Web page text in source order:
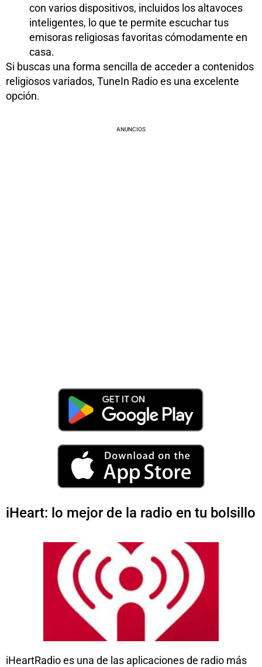
con varios dispositivos, incluidos los altavoces
inteligentes, lo que te permite escuchar tus
emisoras religiosas favoritas cómodamente en
casa.
Si buscas una forma sencilla de acceder a contenidos
religiosos variados, TuneIn Radio es una excelente
opción.
ANUNCIOS
iHeart: lo mejor de la radio en tu bolsillo
iHeartRadio es una de las aplicaciones de radio más